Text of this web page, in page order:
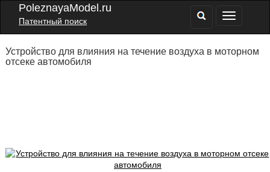
PoleznayaModel.ru
Патентный поиск
Устройство для влияния на течение воздуха в моторном
отсеке автомобиля